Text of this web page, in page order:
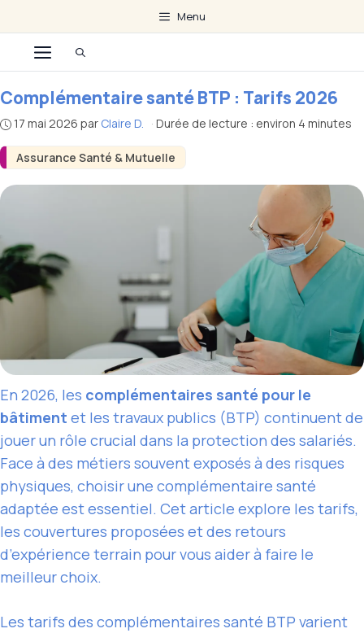
au
contenu
Menu
Menu
Assurance Santé & Mutuelle
Complémentaire santé BTP : Tarifs 2026
17 mai 2026 par Claire D. · Durée de lecture : environ 4 minutes
En 2026, les complémentaires santé pour le
bâtiment et les travaux publics (BTP) continuent de
jouer un rôle crucial dans la protection des salariés.
Face à des métiers souvent exposés à des risques
physiques, choisir une complémentaire santé
adaptée est essentiel. Cet article explore les tarifs,
les couvertures proposées et des retours
d’expérience terrain pour vous aider à faire le
meilleur choix.
Les tarifs des complémentaires santé BTP varient